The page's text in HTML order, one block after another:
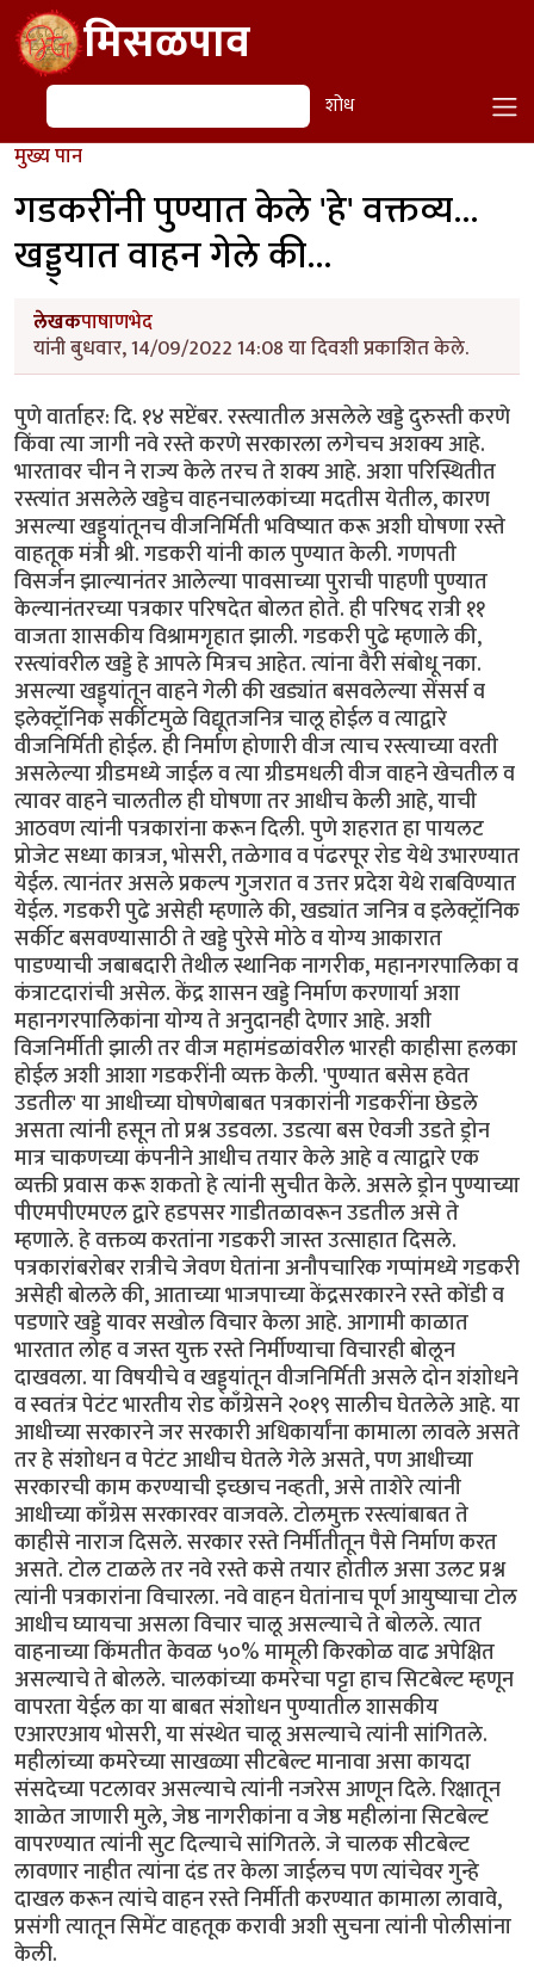
Skip to main contentमिसळपाव
शोध शोध
मुख्य पान
गडकरींनी पुण्यात केले 'हे' वक्तव्य...
खड्ड्यात वाहन गेले की...
लेखकपाषाणभेद
यांनी बुधवार, 14/09/2022 14:08 या दिवशी प्रकाशित केले.
पुणे वार्ताहर: दि. १४ सप्टेंबर. रस्त्यातील असलेले खड्डे दुरुस्ती करणे
किंवा त्या जागी नवे रस्ते करणे सरकारला लगेचच अशक्य आहे.
भारतावर चीन ने राज्य केले तरच ते शक्य आहे. अशा परिस्थितीत
रस्त्यांत असलेले खड्डेच वाहनचालकांच्या मदतीस येतील, कारण
असल्या खड्ड्यांतूनच वीजनिर्मिती भविष्यात करू अशी घोषणा रस्ते
वाहतूक मंत्री श्री. गडकरी यांनी काल पुण्यात केली. गणपती
विसर्जन झाल्यानंतर आलेल्या पावसाच्या पुराची पाहणी पुण्यात
केल्यानंतरच्या पत्रकार परिषदेत बोलत होते. ही परिषद रात्री ११
वाजता शासकीय विश्रामगृहात झाली. गडकरी पुढे म्हणाले की,
रस्त्यांवरील खड्डे हे आपले मित्रच आहेत. त्यांना वैरी संबोधू नका.
असल्या खड्ड्यांतून वाहने गेली की खड्यांत बसवलेल्या सेंसर्स व
इलेक्ट्रॉनिक सर्कीटमुळे विद्यूतजनित्र चालू होईल व त्याद्वारे
वीजनिर्मिती होईल. ही निर्माण होणारी वीज त्याच रस्त्याच्या वरती
असलेल्या ग्रीडमध्ये जाईल व त्या ग्रीडमधली वीज वाहने खेचतील व
त्यावर वाहने चालतील ही घोषणा तर आधीच केली आहे, याची
आठवण त्यांनी पत्रकारांना करून दिली. पुणे शहरात हा पायलट
प्रोजेट सध्या कात्रज, भोसरी, तळेगाव व पंढरपूर रोड येथे उभारण्यात
येईल. त्यानंतर असले प्रकल्प गुजरात व उत्तर प्रदेश येथे राबविण्यात
येईल. गडकरी पुढे असेही म्हणाले की, खड्यांत जनित्र व इलेक्ट्रॉनिक
सर्कीट बसवण्यासाठी ते खड्डे पुरेसे मोठे व योग्य आकारात
पाडण्याची जबाबदारी तेथील स्थानिक नागरीक, महानगरपालिका व
कंत्राटदारांची असेल. केंद्र शासन खड्डे निर्माण करणार्या अशा
महानगरपालिकांना योग्य ते अनुदानही देणार आहे. अशी
विजनिर्मीती झाली तर वीज महामंडळांवरील भारही काहीसा हलका
होईल अशी आशा गडकरींनी व्यक्त केली. 'पुण्यात बसेस हवेत
उडतील' या आधीच्या घोषणेबाबत पत्रकारांनी गडकरींना छेडले
असता त्यांनी हसून तो प्रश्न उडवला. उडत्या बस ऐवजी उडते ड्रोन
मात्र चाकणच्या कंपनीने आधीच तयार केले आहे व त्याद्वारे एक
व्यक्ती प्रवास करू शकतो हे त्यांनी सुचीत केले. असले ड्रोन पुण्याच्या
पीएमपीएमएल द्वारे हडपसर गाडीतळावरून उडतील असे ते
म्हणाले. हे वक्तव्य करतांना गडकरी जास्त उत्साहात दिसले.
पत्रकारांबरोबर रात्रीचे जेवण घेतांना अनौपचारिक गप्पांमध्ये गडकरी
असेही बोलले की, आताच्या भाजपाच्या केंद्रसरकारने रस्ते कोंडी व
पडणारे खड्डे यावर सखोल विचार केला आहे. आगामी काळात
भारतात लोह व जस्त युक्त रस्ते निर्मीण्याचा विचारही बोलून
दाखवला. या विषयीचे व खड्ड्यांतून वीजनिर्मिती असले दोन शंशोधने
व स्वतंत्र पेटंट भारतीय रोड काँग्रेसने २०१९ सालीच घेतलेले आहे. या
आधीच्या सरकारने जर सरकारी अधिकार्यांना कामाला लावले असते
तर हे संशोधन व पेटंट आधीच घेतले गेले असते, पण आधीच्या
सरकारची काम करण्याची इच्छाच नव्हती, असे ताशेरे त्यांनी
आधीच्या काँग्रेस सरकारवर वाजवले. टोलमुक्त रस्त्यांबाबत ते
काहीसे नाराज दिसले. सरकार रस्ते निर्मीतीतून पैसे निर्माण करत
असते. टोल टाळले तर नवे रस्ते कसे तयार होतील असा उलट प्रश्न
त्यांनी पत्रकारांना विचारला. नवे वाहन घेतांनाच पूर्ण आयुष्याचा टोल
आधीच घ्यायचा असला विचार चालू असल्याचे ते बोलले. त्यात
वाहनाच्या किंमतीत केवळ ५०% मामूली किरकोळ वाढ अपेक्षित
असल्याचे ते बोलले. चालकांच्या कमरेचा पट्टा हाच सिटबेल्ट म्हणून
वापरता येईल का या बाबत संशोधन पुण्यातील शासकीय
एआरएआय भोसरी, या संस्थेत चालू असल्याचे त्यांनी सांगितले.
महीलांच्या कमरेच्या साखळ्या सीटबेल्ट मानावा असा कायदा
संसदेच्या पटलावर असल्याचे त्यांनी नजरेस आणून दिले. रिक्षातून
शाळेत जाणारी मुले, जेष्ठ नागरीकांना व जेष्ठ महीलांना सिटबेल्ट
वापरण्यात त्यांनी सुट दिल्याचे सांगितले. जे चालक सीटबेल्ट
लावणार नाहीत त्यांना दंड तर केला जाईलच पण त्यांचेवर गुन्हे
दाखल करून त्यांचे वाहन रस्ते निर्मीती करण्यात कामाला लावावे,
प्रसंगी त्यातून सिमेंट वाहतूक करावी अशी सुचना त्यांनी पोलीसांना
केली.